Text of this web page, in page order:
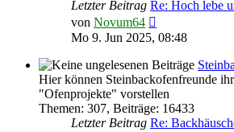
Letzter Beitrag Re: Hoch lebe
von Novum64
Beitrag
Mo 9. Jun 2025, 08:48
Hier können Steinbackofenfreunde
"Ofenprojekte" vorstellen
Themen: 307, Beiträge: 16433
Letzter Beitrag Re: